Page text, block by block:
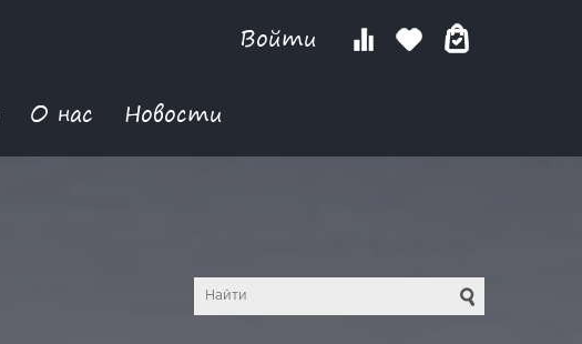
Войти
О нас Новости